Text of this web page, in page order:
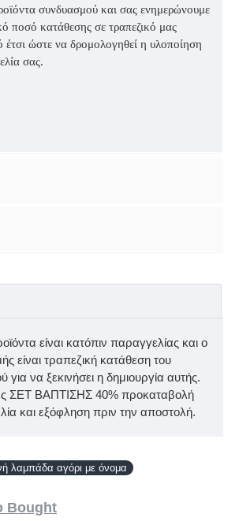
συνδυασμού και σας ενημερώνουμε
ποσό κατάθεσης σε τραπεζικό μας
έτσι ώστε να δρομολογηθεί η υλοποίηση
σας.
είναι κατόπιν παραγγελίας και ο
είναι τραπεζική κατάθεση του
για να ξεκινήσει η δημιουργία αυτής.
ΣΕΤ ΒΑΠΤΙΣΗΣ 40% προκαταβολή
και εξόφληση πριν την αποστολή.
λαμπάδα αγόρι με όνομα
Bought